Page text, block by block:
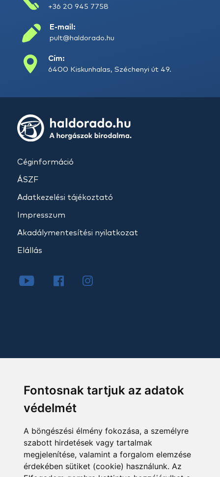
Fontosnak tartjuk az adatok
védelmét
A böngészési élmény fokozása, a személyre
szabott hirdetések vagy tartalmak
megjelenítése, valamint a forgalom elemzése
érdekében sütiket (cookie) használunk. Az
+36 20 945 7758
E-mail:
pult@haldorado.hu
Cím:
6400 Kiskunhalas, Széchenyi út 49.
Céginformáció
ÁSZF
Adatkezelési tájékoztató
Impresszum
Akadálymentesítési nyilatkozat
Elállás